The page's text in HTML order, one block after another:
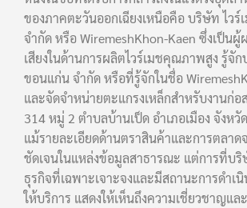
ของภาคตะวันออกเฉียงเหนือคือ บริษัท ไวร์
จำกัด หรือ WiremeshKhon-Kaen ซึ่งเป็น
เสียงในด้านการผลิตไวร์เมชคุณภาพสูง รู้จัก
ขอนแก่น จำกัด หรือที่รู้จักในชื่อ
และจัดจำหน่ายตะแกรงเหล็กสำหรับงานก่อ
314 หมู่ 2 ตำบลบ้านเป็ด อำเภอเมือง จังห
แม้รายละเอียดด้านตราสินค้าและการตลาด
ชัดเจนในแหล่งข้อมูลสาธารณะ แต่การที่บ
ธุรกิจที่เฉพาะเจาะจงและมีสถานะการดำเ
ให้บริการ แสดงให้เห็นถึงความเชี่ยวชาญแล